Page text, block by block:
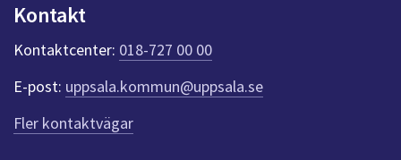
k
t
e
r
f
ö
r
Kontakt
Kontaktcenter: 018-727 00 00
E-post: uppsala.kommun@uppsala.se
Fler kontaktvägar